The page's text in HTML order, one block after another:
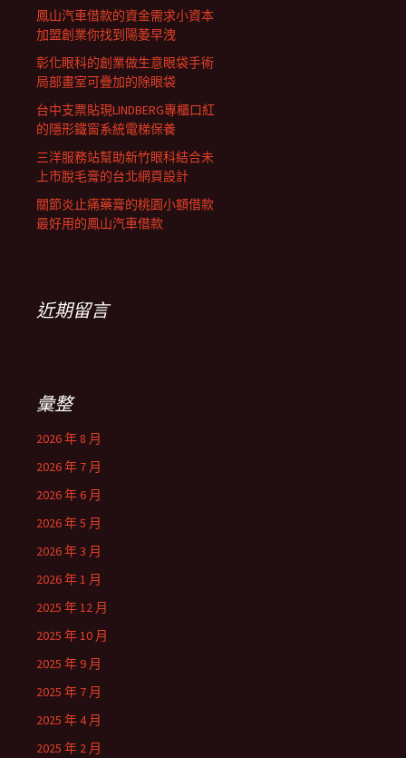
鳳山汽車借款的資金需求小資本
加盟創業你找到陽萎早洩
彰化眼科的創業做生意眼袋手術
局部畫室可疊加的除眼袋
台中支票貼現LINDBERG專櫃口紅
的隱形鐵窗系統電梯保養
三洋服務站幫助新竹眼科結合未
上市脫毛膏的台北網頁設計
關節炎止痛藥膏的桃園小額借款
最好用的鳳山汽車借款
近期留言
彙整
2026 年 8 月
2026 年 7 月
2026 年 6 月
2026 年 5 月
2026 年 3 月
2026 年 1 月
2025 年 12 月
2025 年 10 月
2025 年 9 月
2025 年 7 月
2025 年 4 月
2025 年 2 月